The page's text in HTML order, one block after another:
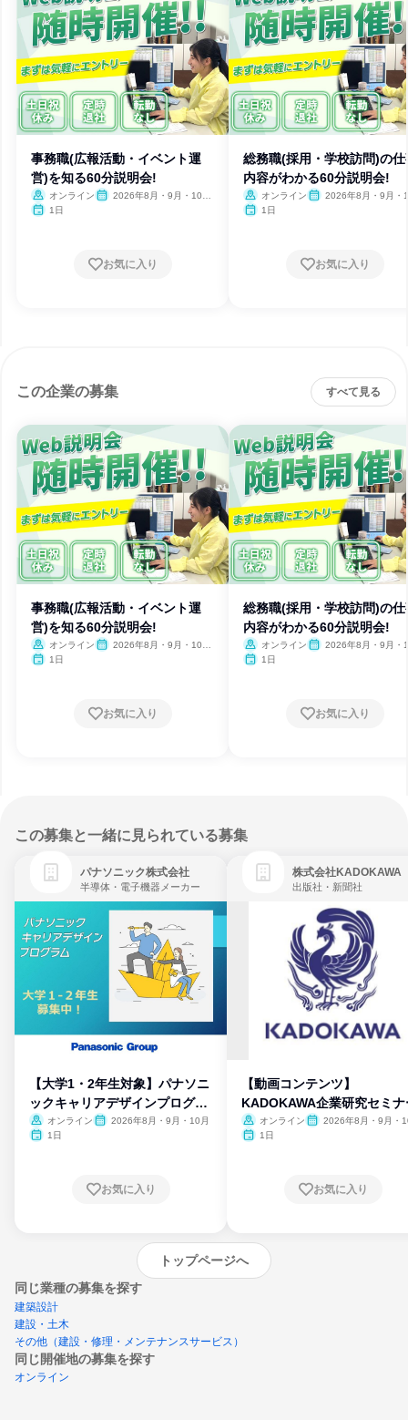
事務職(広報活動・イベント運
営)を知る60分説明会!
オンライン
2026年8月・9月・10
1日
お気に入り
総務職(採用・学校訪問)の仕
内容がわかる60分説明会!
オンライン
2026年8月・9月・
1日
お気に入り
この企業の募集 すべて見る
事務職(広報活動・イベント運
営)を知る60分説明会!
オンライン
2026年8月・9月・10
1日
お気に入り
総務職(採用・学校訪問)の仕
内容がわかる60分説明会!
オンライン
2026年8月・9月・
1日
お気に入り
この募集と一緒に見られている募集
パナソニック株式会社
半導体・電子機器メーカー
【大学1・2年生対象】パナソニ
ックキャリアデザインプログラ
ム
オンライン
2026年8月・9月・10月
1日
お気に入り
株式会社KADOKAWA
出版社・新聞社
【動画コンテンツ】
KADOKAWA企業研究セミナ
オンライン
2026年8月・9月・
1日
お気に入り
トップページへ
同じ業種の募集を探す
建築設計
建設・土木
その他（建設・修理・メンテナンスサービス）
同じ開催地の募集を探す
オンライン